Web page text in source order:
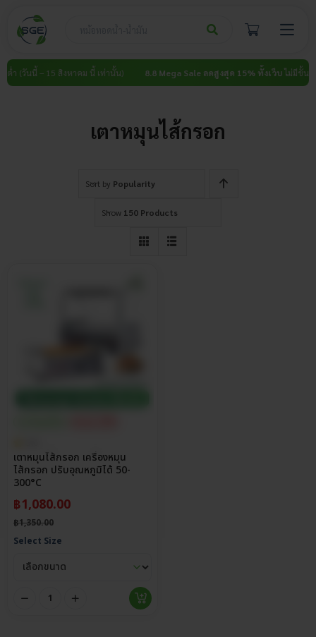
content
ำ (วันนี้ – 15 สิงหาคม นี้ เท่านั้น) 8.8 Mega Sale ลดสูงสุด 15% ทั้งเว็บไม่มีขั้นต่ำ
เตาหมุนไส้กรอก
Sort by Popularity
Show 150 Products
เตาหมุนไส้กรอก เครื่องหมุน
ไส้กรอก ปรับอุณหภูมิได้ 50-
300°C
฿1,080.00
฿1,350.00
Select Size